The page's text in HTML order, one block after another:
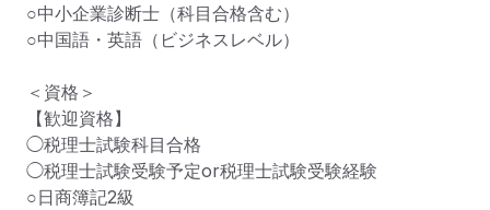
○中小企業診断士（科目合格含む）
○中国語・英語（ビジネスレベル）
＜資格＞
【歓迎資格】
◯税理士試験科目合格
◯税理士試験受験予定or税理士試験受験経験
○日商簿記2級